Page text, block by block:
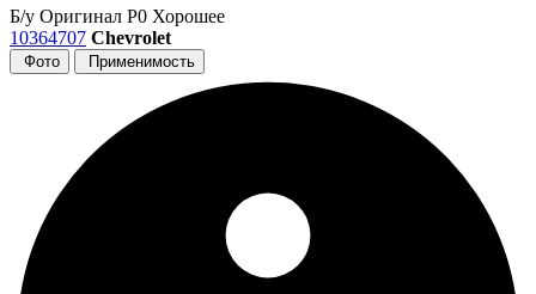
Б/у Оригинал Р0 Хорошее
10364707 Chevrolet
Фото Применимость